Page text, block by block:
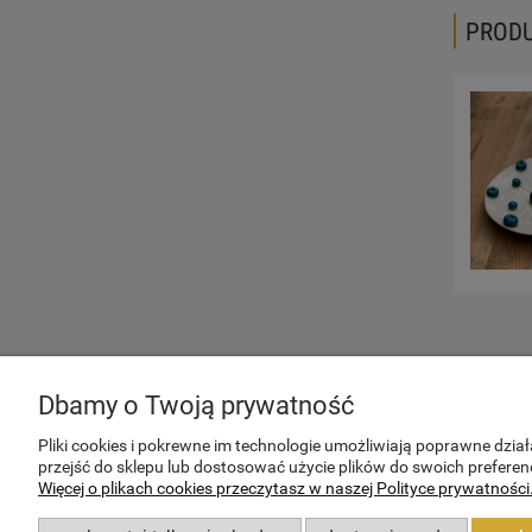
TWOJE KONTO
Twoje zamówienia
Ustawienia konta
Przechowalnia
Polityka
Dbamy o Twoją prywatność
Pliki cookies i pokrewne im technologie umożliwiają poprawne
przejść do sklepu lub dostosować użycie plików do swoich
Więcej o plikach cookies przeczytasz w naszej Polityce prywatności.